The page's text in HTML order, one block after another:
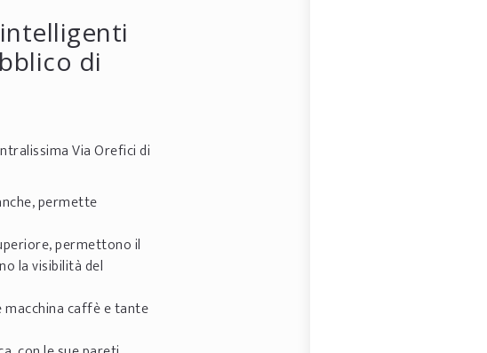
di
Via Orefici di
permette
permettono il
la visibilità del
caffè e tante